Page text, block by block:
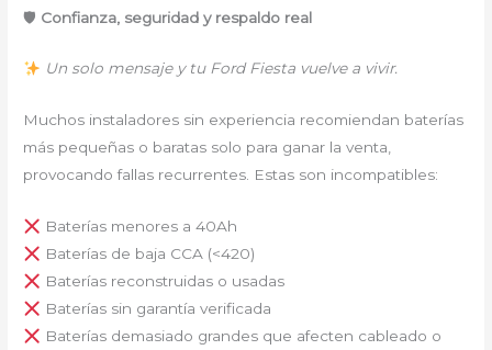
🛡 Confianza, seguridad y respaldo real
Un solo mensaje y tu Ford Fiesta vuelve a vivir.
Muchos instaladores sin experiencia recomiendan baterías
más pequeñas o baratas solo para ganar la venta,
provocando fallas recurrentes. Estas son incompatibles:
Baterías menores a 40Ah
Baterías de baja CCA (<420)
Baterías reconstruidas o usadas
Baterías sin garantía verificada
Baterías demasiado grandes que afecten cableado o